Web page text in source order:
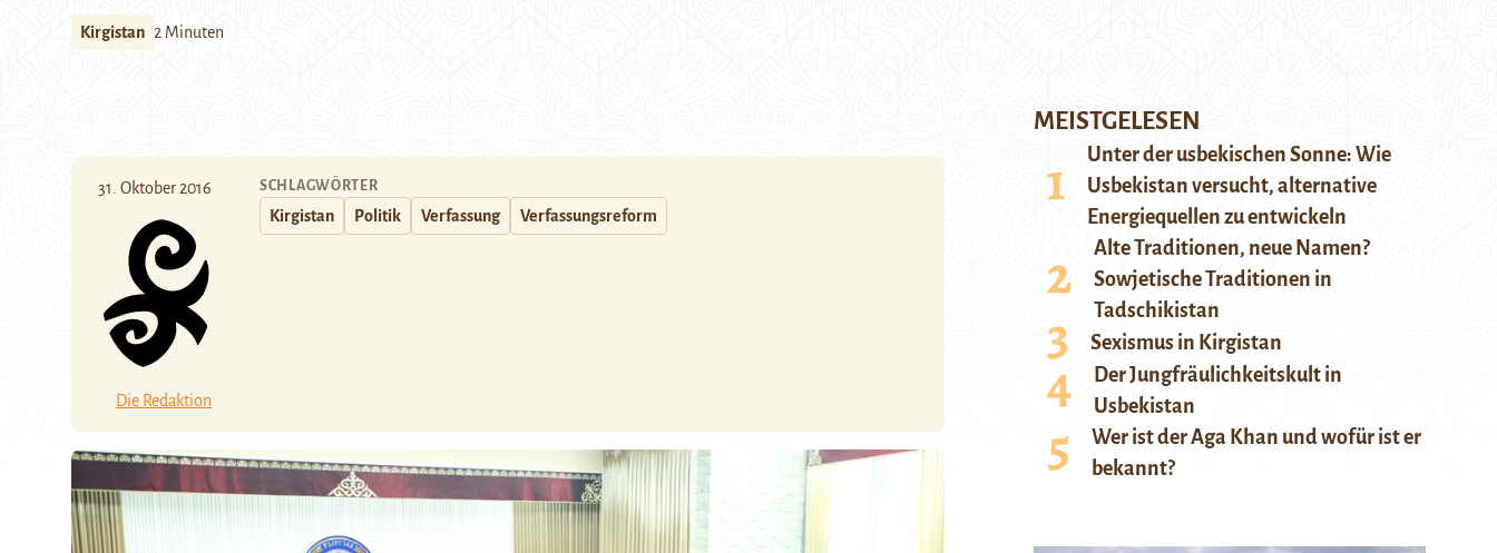
Kirgistan 2 Minuten
31. Oktober 2016
Die Redaktion
SCHLAGWÖRTER
Kirgistan Politik Verfassung Verfassungsreform
MEISTGELESEN
Unter der usbekischen Sonne: Wie
Usbekistan versucht, alternative
Energiequellen zu entwickeln
Alte Traditionen, neue Namen?
Sowjetische Traditionen in
Tadschikistan
Sexismus in Kirgistan
Der Jungfräulichkeitskult in
Usbekistan
Wer ist der Aga Khan und wofür ist er
bekannt?